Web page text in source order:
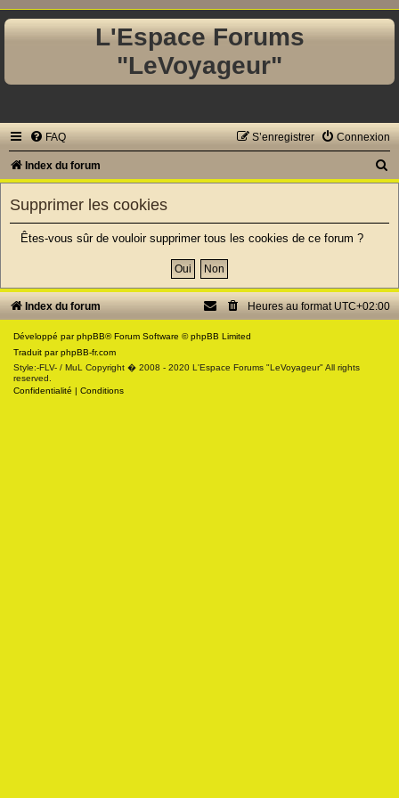
L'Espace Forums
"LeVoyageur"
FAQ Connexion
S’enregistrer
Index du forum
c
Supprimer les cookies
Êtes-vous sûr de vouloir supprimer tous les cookies de ce forum ?
Index du forum Heures au formatUTC+02:00
Développé parphpBB® Forum Software © phpBB Limited
Traduit parphpBB-fr.com
Style:-FLV- / MuL Copyright � 2008 - 2020 L'Espace Forums "LeVoyageur" All rights
reserved.
Confidentialité | Conditions